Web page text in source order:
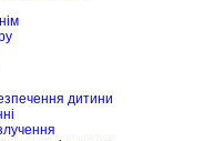
дитини